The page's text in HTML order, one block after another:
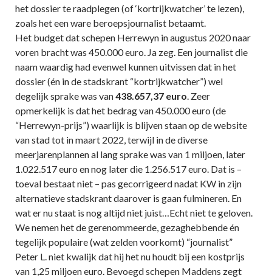
het dossier te raadplegen (of ‘kortrijkwatcher’ te lezen),
zoals het een ware beroepsjournalist betaamt.
Het budget dat schepen Herrewyn in augustus 2020 naar
voren bracht was 450.000 euro. Ja zeg. Een journalist die
naam waardig had evenwel kunnen uitvissen dat in het
dossier (én in de stadskrant “kortrijkwatcher”) wel
degelijk sprake was van438.657,37 euro. Zeer
opmerkelijk is dat het bedrag van 450.000 euro (de
“Herrewyn-prijs”) waarlijk is blijven staan op de website
van stad tot in maart 2022, terwijl in de diverse
meerjarenplannen al lang sprake was van 1 miljoen, later
1.022.517 euro en nog later die 1.256.517 euro. Dat is –
toeval bestaat niet – pas gecorrigeerd nadat KW in zijn
alternatieve stadskrant daarover is gaan fulmineren. En
wat er nu staat is nog altijd niet juist…Echt niet te geloven.
We nemen het de gerenommeerde, gezaghebbende én
tegelijk populaire (wat zelden voorkomt) “journalist”
Peter L. niet kwalijk dat hij het nu houdt bij een kostprijs
van 1,25 miljoen euro. Bevoegd schepen Maddens zegt